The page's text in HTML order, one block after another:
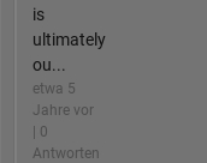
is
ultimately
ou...
etwa 5
Jahre vor
| 0
Antworten